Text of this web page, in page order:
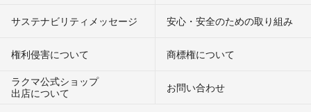
サステナビリティメッセージ 安心・安全のための取り組み
権利侵害について
商標権について
ラクマ公式ショップ
出店について
お問い合わせ